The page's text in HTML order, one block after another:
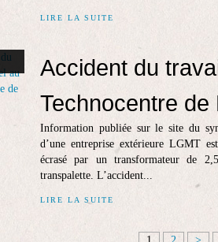
LIRE LA SUITE
Accident du
Technocentre de
Information publiée sur le site du
d’une entreprise extérieure LGMT
écrasé par un transformateur de
transpalette. L’accident...
LIRE LA SUITE